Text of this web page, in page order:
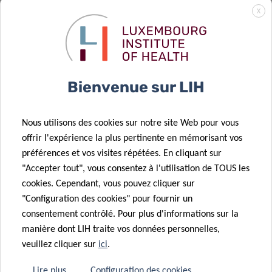
24 Fév 2022
Faire la
COVID-19
stimule la
recherche
du LIH
Un allié pour
trouver notre
voix
conventions
pluriannuelles
entre l’État et
les centres de
recherche
publics et le
national de la
recherche.
23 Nov 2021
Highly Cited
Researchers –
28 Sep 2021
Une pomme
par jour : le
régime
alimentaire
pourrait-il
pour gérer les
X
Bienvenue sur LIH
Nous utilisons des cookies sur notre site Web pour vous
offrir l'expérience la plus pertinente en mémorisant vos
préférences et vos visites répétées. En cliquant sur
"Accepter tout", vous consentez à l'utilisation de TOUS les
cookies. Cependant, vous pouvez cliquer sur
"Configuration des cookies" pour fournir un
consentement contrôlé. Pour plus d'informations sur la
manière dont LIH traite vos données personnelles,
veuillez cliquer sur ici.